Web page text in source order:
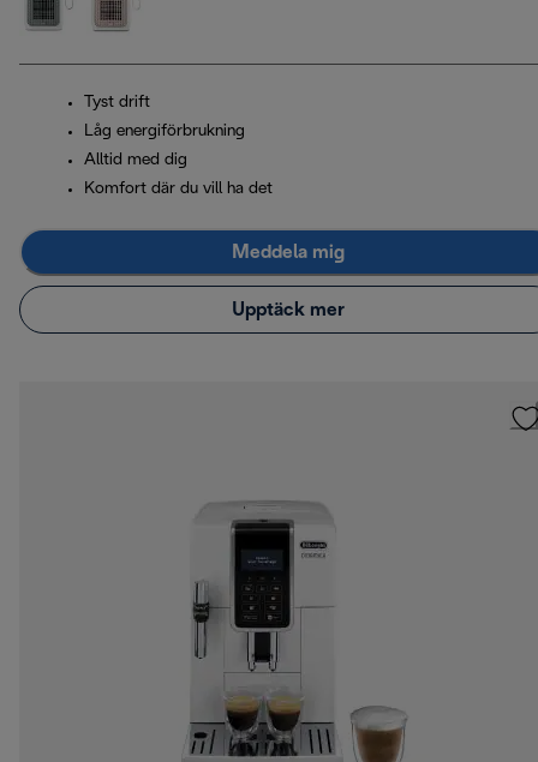
Tyst drift
Låg energiförbrukning
Alltid med dig
Komfort där du vill ha det
Meddela mig
Upptäck mer